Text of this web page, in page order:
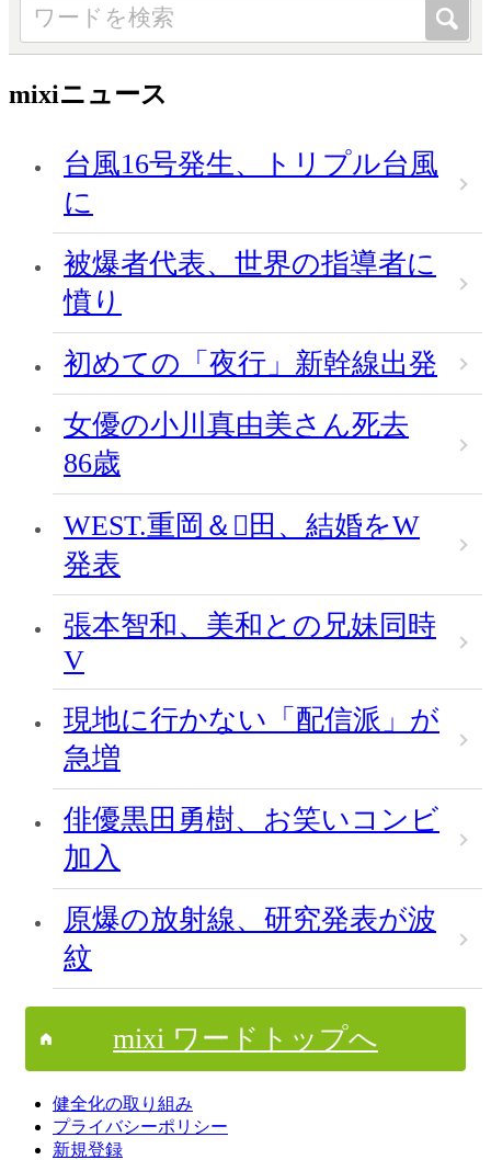
mixiニュース
台風16号発生、トリプル台風
に
被爆者代表、世界の指導者に
憤り
初めての「夜行」新幹線出発
女優の小川真由美さん死去
86歳
WEST.重岡＆田、結婚をW
発表
張本智和、美和との兄妹同時
V
現地に行かない「配信派」が
急増
俳優黒田勇樹、お笑いコンビ
加入
原爆の放射線、研究発表が波
紋
mixi ワードトップへ
健全化の取り組み
プライバシーポリシー
新規登録